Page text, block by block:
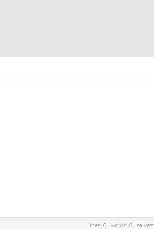
lines: 0 words: 0